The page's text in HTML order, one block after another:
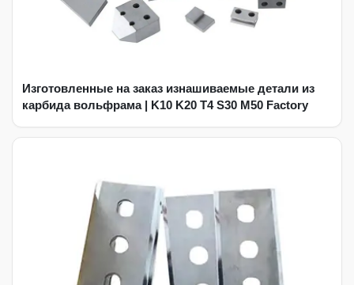
Изготовленные на заказ изнашиваемые детали из
карбида вольфрама | K10 K20 T4 S30 M50 Factory